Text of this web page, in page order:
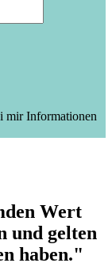
mir Informationen
Wert
und gelten
haben."